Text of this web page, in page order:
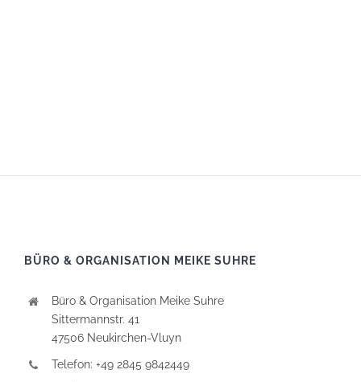
BÜRO & ORGANISATION MEIKE SUHRE
Büro & Organisation Meike Suhre
Sittermannstr. 41
47506 Neukirchen-Vluyn
Telefon: +49 2845 9842449